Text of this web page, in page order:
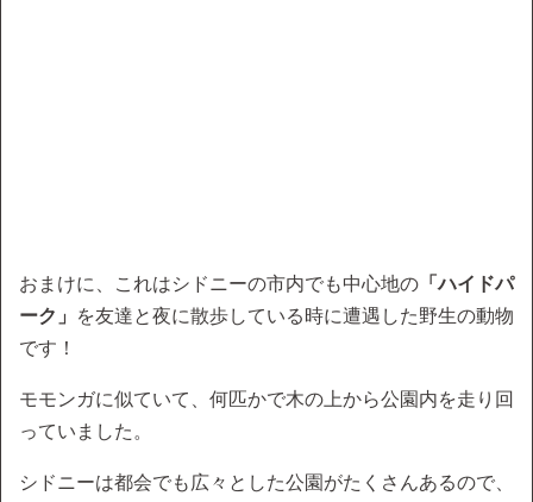
おまけに、これはシドニーの市内でも中心地の 「ハイドパ
ーク」
を友達と夜に散歩している時に遭遇した野生の動物
です！
モモンガに似ていて、何匹かで木の上から公園内を走り回
っていました。
シドニーは都会でも広々とした公園がたくさんあるので、